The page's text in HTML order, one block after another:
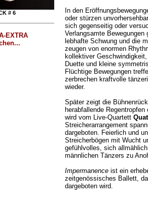
# 6
EXTRA
In den
oder stürzen
sich gegenseitig oder
Verlangsamte Bewegungen
lebhafte Schwung und die
zeugen von enormen
kollektiver
Duette und kleine
Flüchtige Bewegungen
zerbrechen kraftvolle
wieder.
Später zeigt die
herabfallende
wird vom Live-Quartett
Streicherarrangement
dargeboten. Feierlich und
Streicherbögen mit Wucht
gefühlvolles, sich
männlichen Tänzers zu
Impermanenceist ein
zeitgenössisches Ballett,
dargeboten wird.